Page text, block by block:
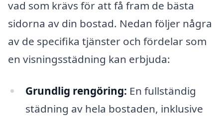
vad som krävs för att få fram de bästa
sidorna av din bostad. Nedan följer några
av de specifika tjänster och fördelar som
en visningsstädning kan erbjuda:
Grundlig rengöring: En fullständig
städning av hela bostaden, inklusive